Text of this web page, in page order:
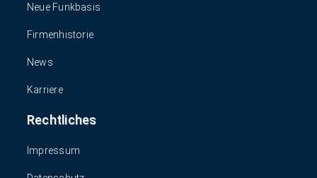
Neue Funkbasis
Firmenhistorie
News
Karriere
Rechtliches
Impressum